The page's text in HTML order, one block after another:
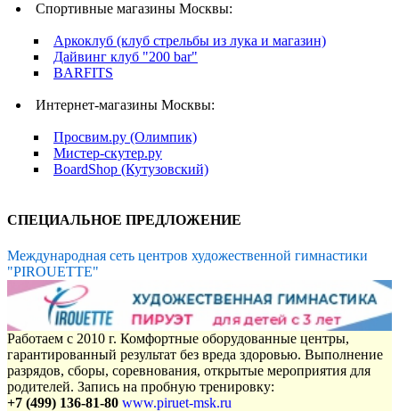
Спортивные магазины Москвы:
Аркоклуб (клуб стрельбы из лука и магазин)
Дайвинг клуб "200 bar"
BARFITS
Интернет-магазины Москвы:
Просвим.ру (Олимпик)
Мистер-скутер.ру
BoardShop (Кутузовский)
СПЕЦИАЛЬНОЕ ПРЕДЛОЖЕНИЕ
Международная сеть центров художественной гимнастики
"PIROUETTE"
Работаем с 2010 г. Комфортные оборудованные центры,
гарантированный результат без вреда здоровью. Выполнение
разрядов, сборы, соревнования, открытые мероприятия для
родителей. Запись на пробную тренировку:
+7 (499) 136-81-80 www.piruet-msk.ru